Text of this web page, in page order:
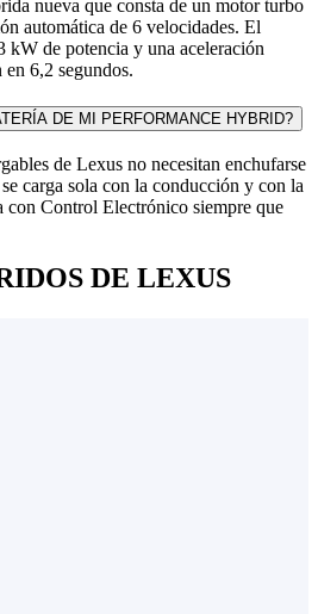
nueva que consta de un motor turbo
automática de 6 velocidades. El
kW de potencia y una aceleración
6,2 segundos.
DE MI PERFORMANCE HYBRID?
de Lexus no necesitan enchufarse
carga sola con la conducción y con la
con Control Electrónico siempre que
DE LEXUS